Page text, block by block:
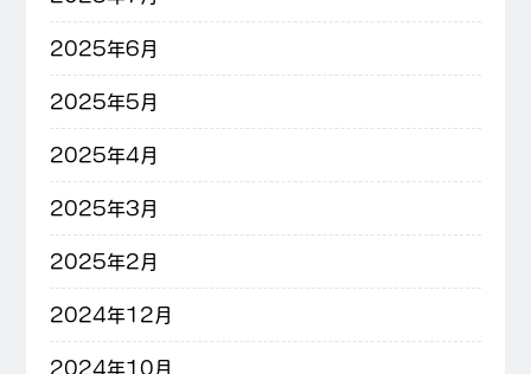
2025年6月
2025年5月
2025年4月
2025年3月
2025年2月
2024年12月
2024年10月